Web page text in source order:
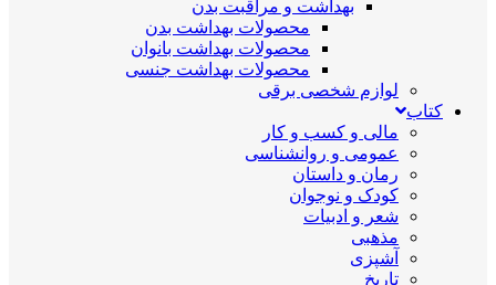
بهداشت و مراقبت بدن
محصولات بهداشت بدن
محصولات بهداشت بانوان
محصولات بهداشت جنسی
لوازم شخصی برقی
کتاب
مالی و کسب و کار
عمومی و روانشناسی
رمان و داستان
کودک و نوجوان
شعر و ادبیات
مذهبی
آشپزی
تاریخ